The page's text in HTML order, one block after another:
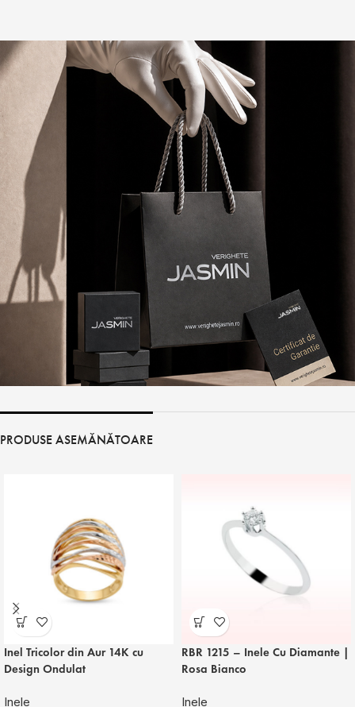
PRODUSE ASEMĂNĂTOARE
Inel Tricolor din Aur 14K cu
Design Ondulat
Inele
RBR 1215 – Inele Cu Diamante |
Rosa Bianco
Inele